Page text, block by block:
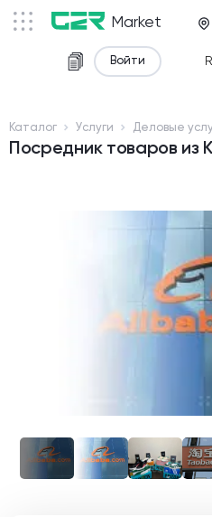
Market
Войти
Каталог Услуги Деловые
Посредник товаров из